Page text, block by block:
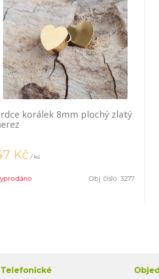
korálek 8mm plochý zlatý
Kč / ks
Obj. číslo: 3277
Telefonické